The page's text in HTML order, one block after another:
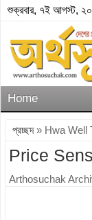
শুক্রবার, ৭ই আগস্ট,
Home
প্রচ্ছদ» Hwa Well
Price
Arthosuchak